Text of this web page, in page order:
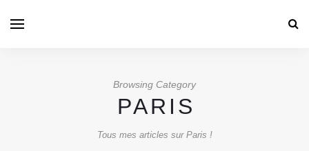
Browsing Category
PARIS
Tous mes articles sur Paris !